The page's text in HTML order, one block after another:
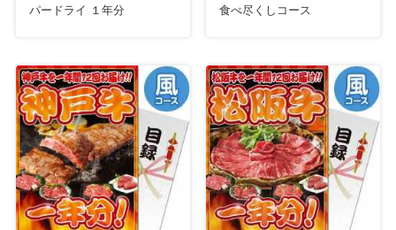
パードライ １年分
食べ尽くしコース